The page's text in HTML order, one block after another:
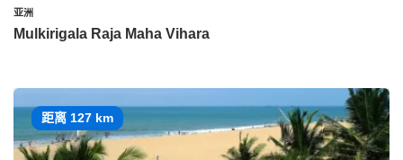
亚洲
Mulkirigala Raja Maha Vihara
距离 127 km